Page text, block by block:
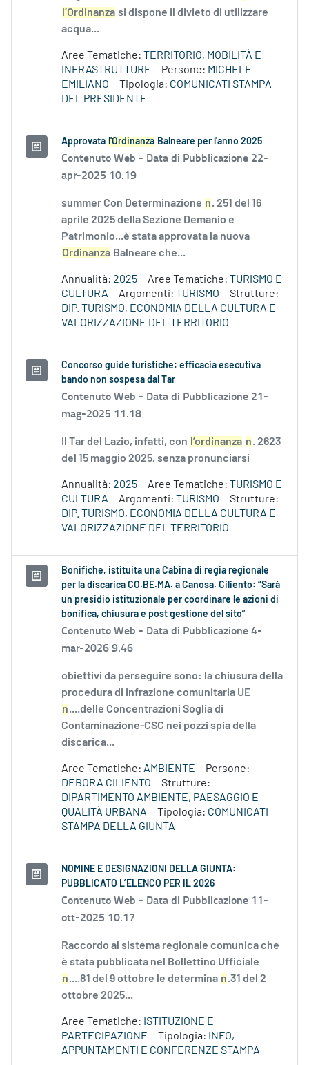
l’Ordinanza si dispone il divieto di utilizzare
acqua...
Aree Tematiche: TERRITORIO, MOBILITÀ E
INFRASTRUTTURE
Persone: MICHELE
EMILIANO
Tipologia: COMUNICATI STAMPA
DEL PRESIDENTE
Approvata l'Ordinanza Balneare per l'anno 2025
Contenuto Web - Data di Pubblicazione 22-
apr-2025 10.19
summer Con Determinazione n. 251 del 16
aprile 2025 della Sezione Demanio e
Patrimonio...è stata approvata la nuova
Ordinanza Balneare che...
Annualità: 2025 Aree Tematiche: TURISMO E
CULTURA
Argomenti: TURISMO
Strutture:
DIP. TURISMO, ECONOMIA DELLA CULTURA E
VALORIZZAZIONE DEL TERRITORIO
Concorso guide turistiche: efficacia esecutiva
bando non sospesa dal Tar
Contenuto Web - Data di Pubblicazione 21-
mag-2025 11.18
Il Tar del Lazio, infatti, con l’ordinanza n. 2623
del 15 maggio 2025, senza pronunciarsi
Annualità: 2025 Aree Tematiche: TURISMO E
CULTURA
Argomenti: TURISMO
Strutture:
DIP. TURISMO, ECONOMIA DELLA CULTURA E
VALORIZZAZIONE DEL TERRITORIO
Bonifiche, istituita una Cabina di regia regionale
per la discarica CO.BE.MA. a Canosa. Ciliento: “Sarà
un presidio istituzionale per coordinare le azioni di
bonifica, chiusura e post gestione del sito”
Contenuto Web - Data di Pubblicazione 4-
mar-2026 9.46
obiettivi da perseguire sono: la chiusura della
procedura di infrazione comunitaria UE
n....delle Concentrazioni Soglia di
Contaminazione-CSC nei pozzi spia della
discarica...
Aree Tematiche: AMBIENTE
Persone:
DEBORA CILIENTO
Strutture:
DIPARTIMENTO AMBIENTE, PAESAGGIO E
QUALITÀ URBANA
Tipologia: COMUNICATI
STAMPA DELLA GIUNTA
NOMINE E DESIGNAZIONI DELLA GIUNTA:
PUBBLICATO L’ELENCO PER IL 2026
Contenuto Web - Data di Pubblicazione 11-
ott-2025 10.17
Raccordo al sistema regionale comunica che
è stata pubblicata nel Bollettino Ufficiale
n....81 del 9 ottobre le determina n.31 del 2
ottobre 2025...
Aree Tematiche: ISTITUZIONE E
PARTECIPAZIONE
Tipologia:
INFO,
APPUNTAMENTI E CONFERENZE STAMPA